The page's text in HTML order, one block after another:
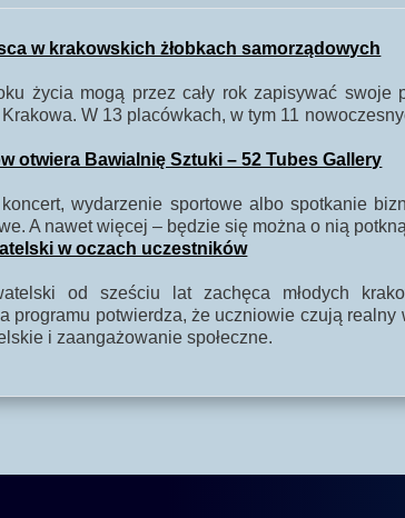
w krakowskich żłobkach samorządowych
życia mogą przez cały rok zapisywać swoje
Krakowa. W 13 placówkach, w tym 11
otwiera Bawialnię Sztuki – 52 Tubes Gallery
wydarzenie sportowe albo spotkanie
A nawet więcej – będzie się można o nią
w oczach uczestników
od sześciu lat zachęca młodych
programu potwierdza, że uczniowie czują
i zaangażowanie społeczne.